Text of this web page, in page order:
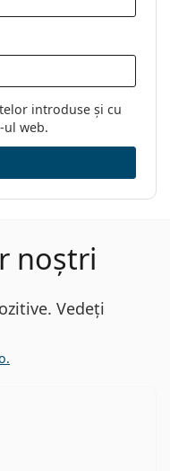
introduse și cu
web.
noștri
Vedeți